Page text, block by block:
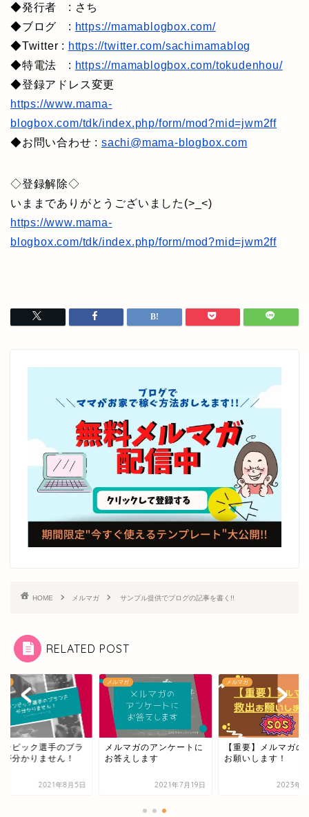
◆発行者 : さち
◆ブログ : https://mamablogbox.com/
◆Twitter : https://twitter.com/sachimamablog
◆特電法 : https://mamablogbox.com/tokudenhou/
◆登録アドレス変更
https://www.mama-
blogbox.com/tdk/index.php/form/mod?mid=jwm2ff
◆お問い合わせ : sachi@mama-blogbox.com
◇登録解除◇
いままでありがとうございました(>_<)
https://www.mama-
blogbox.com/tdk/index.php/form/mod?mid=jwm2ff
HOME メルマガ サンプル提供でブログの記事を書く!!
RELATED POST
ンピック選手のブラ
が分かりません！
2021年8月5日
メルマガ
メルマガのアンケートに
お答えします
2021年7月19日
メルマガ
【重要】メルマガの
お願いします！
2023年6